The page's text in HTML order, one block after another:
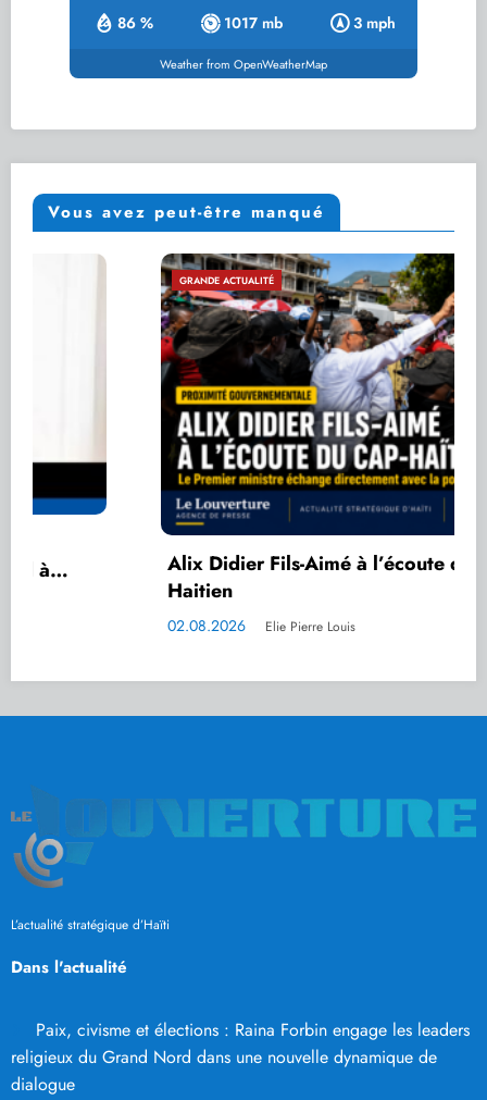
86 % 1017 mb 3 mph
Weather from OpenWeatherMap
Vous avez peut-être manqué
Alix Didier Fils-Aimé à l’écoute du cap-
Elie Pierre Louis
L’actualité stratégique d’Haïti
Dans l'actualité
Paix, civisme et élections : Raina Forbin engage les leaders
religieux du Grand Nord dans une nouvelle dynamique de
dialogue